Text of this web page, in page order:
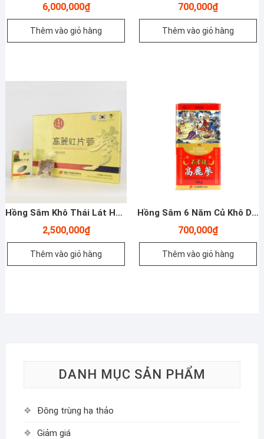
6,000,000₫
Thêm vào giỏ hàng
700,000₫
Thêm vào giỏ hàng
Hồng Sâm Khô Thái Lát Hàn Quốc 200gr – Deadong – Yến Sào Plaza
2,500,000₫
Thêm vào giỏ hàng
Hồng Sâm 6 Năm Củ Khô Dòng Good 37,5gram – Số 40 – Yến Sào Plaza
700,000₫
Thêm vào giỏ hàng
DANH MỤC SẢN PHẨM
Đông trùng hạ thảo
Giảm giá